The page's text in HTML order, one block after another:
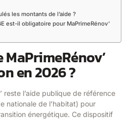
les montants de l’aide ?
est-il obligatoire pour MaPrimeRénov’
MaPrimeRénov’
en 2026 ?
reste l’aide publique de référence
nationale de l’habitat) pour
énergétique. Ce dispositif